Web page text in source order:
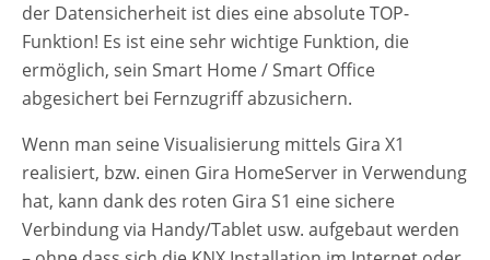
der Datensicherheit ist dies eine absolute TOP-
Funktion! Es ist eine sehr wichtige Funktion, die
ermöglich, sein Smart Home / Smart Office
abgesichert bei Fernzugriff abzusichern.
Wenn man seine Visualisierung mittels Gira X1
realisiert, bzw. einen Gira HomeServer in Verwendung
hat, kann dank des roten Gira S1 eine sichere
Verbindung via Handy/Tablet usw. aufgebaut werden